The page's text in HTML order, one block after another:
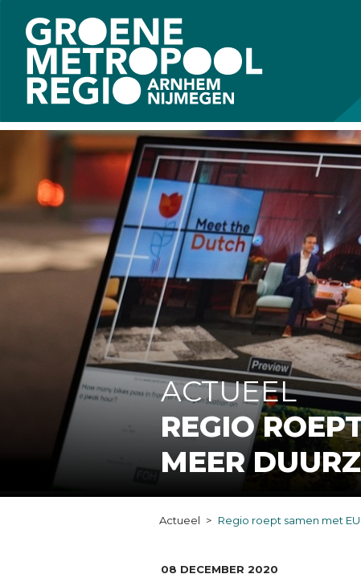
ACTUEEL
REGIO
MEER
Actueel Regio roept samen met
DATUM:
08 DECEMBER 2020